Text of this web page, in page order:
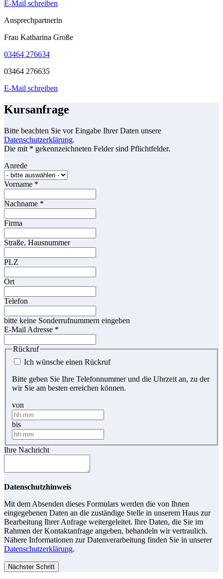
E-Mail schreiben
Ansprechpartnerin
Frau Katharina Große
03464 276634
03464 276635
E-Mail schreiben
Kursanfrage
Bitte beachten Sie vor Eingabe Ihrer Daten unsere
Datenschutzerklärung.
Die mit * gekennzeichneten Felder sind Pflichtfelder.
Anrede
Vorname *
Nachname *
Firma
Straße, Hausnummer
PLZ
Ort
Telefon
bitte keine Sonderrufnummern eingeben
E-Mail Adresse *
Rückruf
Ich wünsche einen Rückruf
Bitte geben Sie Ihre Telefonnummer und die Uhrzeit an, zu der
wir Sie am besten erreichen können.
von
bis
Ihre Nachricht
Datenschutzhinweis
Mit dem Absenden dieses Formulars werden die von Ihnen
eingegebenen Daten an die zuständige Stelle in unserem Haus zur
Bearbeitung Ihrer Anfrage weitergeleitet. Ihre Daten, die Sie im
Rahmen der Kontaktanfrage angeben, behandeln wir vertraulich.
Nähere Informationen zur Datenverarbeitung finden Sie in unserer
Datenschutzerklärung.
Nächster Schritt